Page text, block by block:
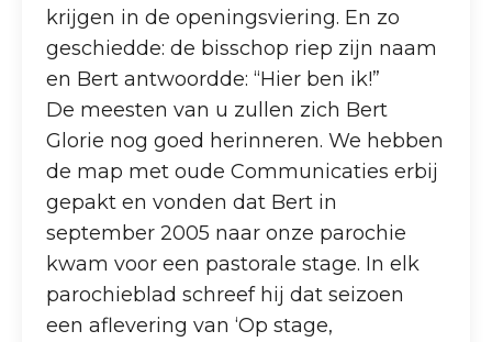
krijgen in de openingsviering. En zo
geschiedde: de bisschop riep zijn naam
en Bert antwoordde: “Hier ben ik!”
De meesten van u zullen zich Bert
Glorie nog goed herinneren. We hebben
de map met oude Communicaties erbij
gepakt en vonden dat Bert in
september 2005 naar onze parochie
kwam voor een pastorale stage. In elk
parochieblad schreef hij dat seizoen
een aflevering van ‘Op stage,